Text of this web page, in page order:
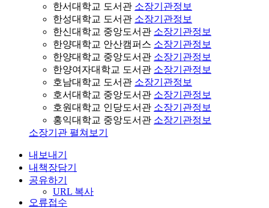
한서대학교 도서관 소장기관정보
한성대학교 도서관 소장기관정보
한신대학교 중앙도서관 소장기관정보
한양대학교 안산캠퍼스 소장기관정보
한양대학교 중앙도서관 소장기관정보
한양여자대학교 도서관 소장기관정보
호남대학교 도서관 소장기관정보
호서대학교 중앙도서관 소장기관정보
호원대학교 인당도서관 소장기관정보
홍익대학교 중앙도서관 소장기관정보
소장기관 펼쳐보기
내보내기
내책장담기
공유하기
URL 복사
오류접수